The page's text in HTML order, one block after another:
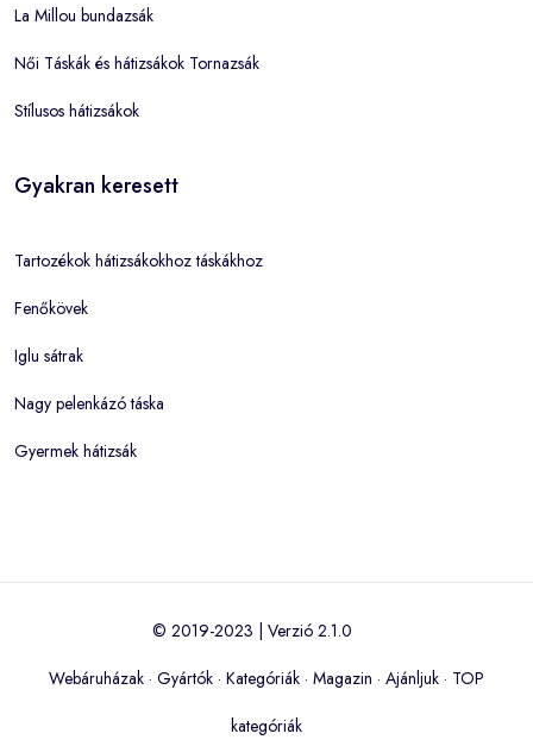
La Millou bundazsák
Női Táskák és hátizsákok Tornazsák
Stílusos hátizsákok
Gyakran keresett
Tartozékok hátizsákokhoz táskákhoz
Fenőkövek
Iglu sátrak
Nagy pelenkázó táska
Gyermek hátizsák
© 2019-2023 | Verzió 2.1.0
Webáruházak · Gyártók · Kategóriák · Magazin · Ajánljuk · TOP
kategóriák